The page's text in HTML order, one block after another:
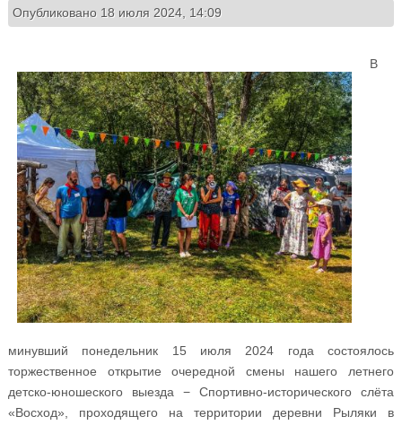
Опубликовано 18 июля 2024, 14:09
В
минувший понедельник 15 июля 2024 года состоялось
торжественное открытие очередной смены нашего летнего
детско-юношеского выезда − Спортивно-исторического слёта
«Восход», проходящего на территории деревни Рыляки в